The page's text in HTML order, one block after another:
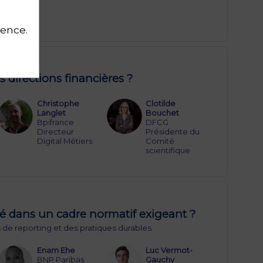
directions financières ?
CL
Christophe
Langlet
Bpifrance
Directeur
Digital Métiers
CB
Clotilde
Bouchet
DFCG
Présidente du
Comité
scientifique
dans un cadre normatif exigeant ?
reporting et des pratiques durables.
Enam Ehe
BNP Paribas
LucVermot-
Gauchy